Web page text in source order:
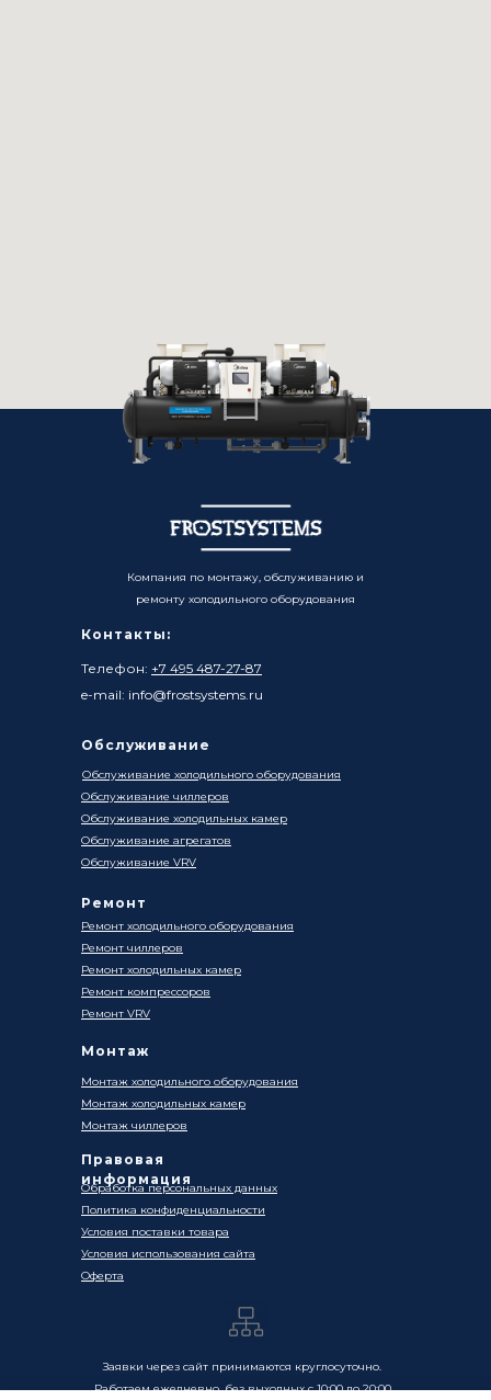
Контакты:
Телефон: +7 495 487-27-87
e-mail: info@frostsystems.ru
Ремонт
Заявки через сайт принимаются круглосуточно.
Работаем ежедневно, без выходных с 10:00 до 20:00
Обработка персональных данных
Политика конфиденциальности
Условия поставки товара
Оферта
Условия использования сайта
Компания по монтажу, обслуживанию и
ремонту холодильного оборудования
Ремонт холодильного оборудования
Ремонт чиллеров
Ремонт холодильных камер
Ремонт компрессоров
Ремонт VRV
Монтаж
Правовая
информация
Монтаж холодильного оборудования
Монтаж чиллеров
Монтаж холодильных камер
Обслуживание
Обслуживание холодильного оборудования
Обслуживание чиллеров
Обслуживание холодильных камер
Обслуживание агрегатов
Обслуживание VRV